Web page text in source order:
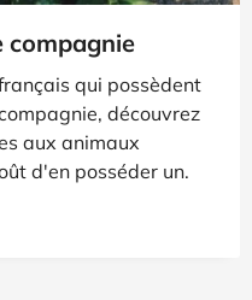
compagnie
qui possèdent
découvrez
aux animaux
d'en posséder un.